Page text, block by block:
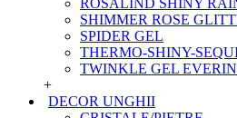
ROSALIND SHINY
SHIMMER ROSE
SPIDER GEL
THERMO-SHINY-
TWINKLE GEL EVERIN
+
DECOR UNGHII